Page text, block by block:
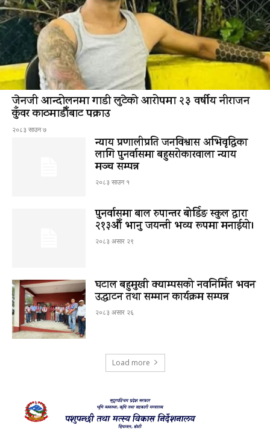
जेनजी आन्दोलनमा गाडी लुटेको आरोपमा २३ वर्षीय नीराजन
कुँवर काठमाडौँबाट पक्राउ
२०८३ साउन ७
न्याय प्रणालीप्रति जनविश्वास अभिवृद्धिका
लागि पुनर्वासमा बहुसरोकारवाला न्याय
मञ्च सम्पन्न
२०८३ साउन १
पुनर्वासमा बाल रुपान्तर बोर्डिङ स्कुल द्धारा
२१३औँ भानु जयन्ती भव्य रूपमा मनाईयो।
२०८३ असार २९
घटाल बहुमुखी क्याम्पसको नवनिर्मित भवन
उद्घाटन तथा सम्मान कार्यक्रम सम्पन्न
२०८३ असार २६
Load more